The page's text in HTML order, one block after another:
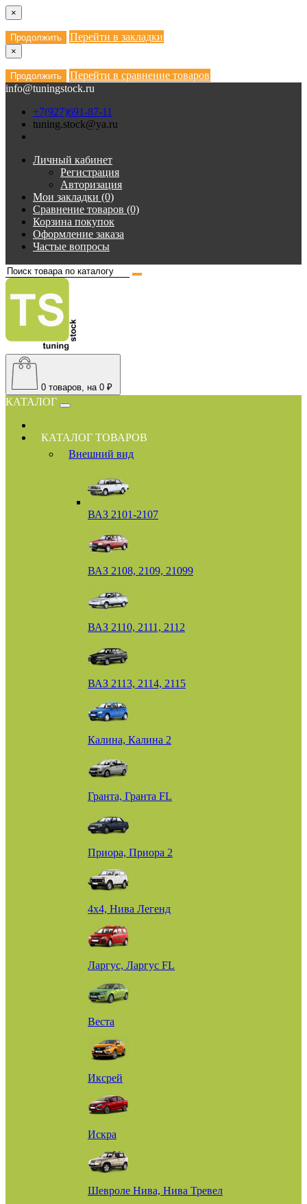
×
Продолжить Перейти в закладки
×
Продолжить
Перейти в сравнение товаров
info@tuningstock.ru
+7(927)691-87-11
tuning.stock@ya.ru
Личный кабинет
Регистрация
Авторизация
Мои закладки (0)
Сравнение товаров (0)
Корзина покупок
Оформление заказа
Частые вопросы
0 товаров, на 0 ₽
КАТАЛОГ
КАТАЛОГ ТОВАРОВ
Внешний вид
ВАЗ 2101-2107
ВАЗ 2108, 2109, 21099
ВАЗ 2110, 2111, 2112
ВАЗ 2113, 2114, 2115
Калина, Калина 2
Гранта, Гранта FL
Приора, Приора 2
4х4, Нива Легенд
Ларгус, Ларгус FL
Веста
Иксрей
Искра
Шевроле Нива, Нива Тревел